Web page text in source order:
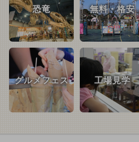
恐竜 無料・格安
グルメフェス 工場見学